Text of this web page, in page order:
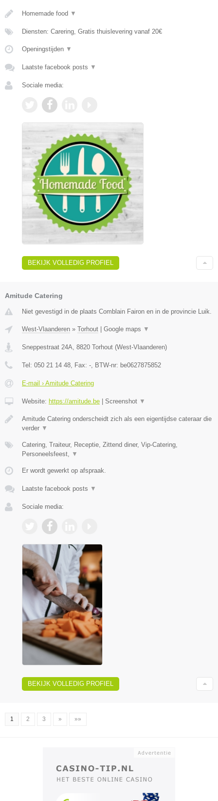
Homemade food ▼
Diensten: Carering, Gratis thuislevering vanaf 20€
Openingstijden ▼
Laatste facebook posts ▼
Sociale media:
BEKIJK VOLLEDIG PROFIEL
Amitude Catering
Niet gevestigd in de plaats Comblain Fairon en in de provincie Luik.
West-Vlaanderen » Torhout | Google maps ▼
Sneppestraat 24A 8820 Torhout (West-Vlaanderen)
Tel: 050 21 14 48 , Fax: - , BTW-nr: be0627875852
E-mail › Amitude Catering
Website: https://amitude.be | Screenshot ▼
Amitude Catering onderscheidt zich als een eigentijdse cateraar die
verder ▼
Catering, Traiteur, Receptie, Zittend diner, Vip-Catering,
Personeelsfeest,
▼
Er wordt gewerkt op afspraak.
Laatste facebook posts ▼
Sociale media:
BEKIJK VOLLEDIG PROFIEL
1 2 3 » »»